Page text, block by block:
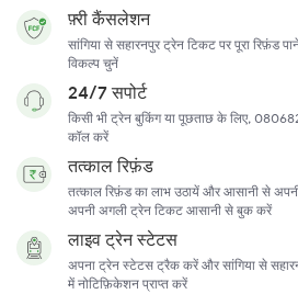
फ़्री कैंसलेशन
सांगिया से सहारनपुर ट्रेन टिकट पर पूरा रिफ़ंड
विकल्प चुनें
24/7 सपोर्ट
किसी भी ट्रेन बुकिंग या पूछताछ के लिए,
कॉल करें
तत्काल रिफ़ंड
तत्काल रिफ़ंड का लाभ उठायें और आसानी से
अपनी अगली ट्रेन टिकट आसानी से बुक करें
लाइव ट्रेन स्टेटस
अपना ट्रेन स्टेटस ट्रैक करें और सांगिया से
में नोटिफ़िकेशन प्राप्त करें